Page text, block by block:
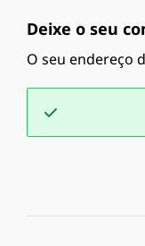
Deixe o seu
O seu endereço